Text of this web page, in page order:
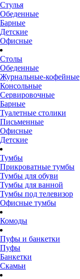
Стулья
Обеденные
Барные
Детские
Офисные
Столы
Обеденные
Журнальные-кофейные
Консольные
Сервировочные
Барные
Туалетные столики
Письменные
Офисные
Детские
Тумбы
Прикроватные тумбы
Тумбы для обуви
Тумбы для ванной
Тумбы под телевизор
Офисные тумбы
Комоды
Пуфы и банкетки
Пуфы
Банкетки
Скамьи